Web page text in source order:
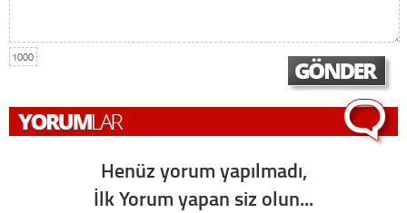
1000
Henüz yorum yapılmadı,
İlk Yorum yapan siz olun...